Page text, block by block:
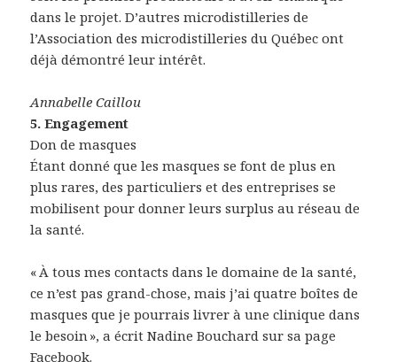
dans le projet. D’autres microdistilleries de
l’Association des microdistilleries du Québec ont
déjà démontré leur intérêt.
​Annabelle Caillou
5. Engagement
Don de masques
Étant donné que les masques se font de plus en
plus rares, des particuliers et des entreprises se
mobilisent pour donner leurs surplus au réseau de
la santé.
« À tous mes contacts dans le domaine de la santé,
ce n’est pas grand-chose, mais j’ai quatre boîtes de
masques que je pourrais livrer à une clinique dans
le besoin », a écrit Nadine Bouchard sur sa page
Facebook.